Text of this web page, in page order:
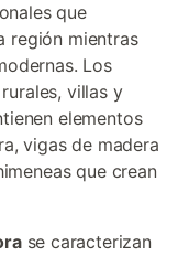
que
región mientras
Los
villas y
elementos
vigas de madera
que crean
se caracterizan